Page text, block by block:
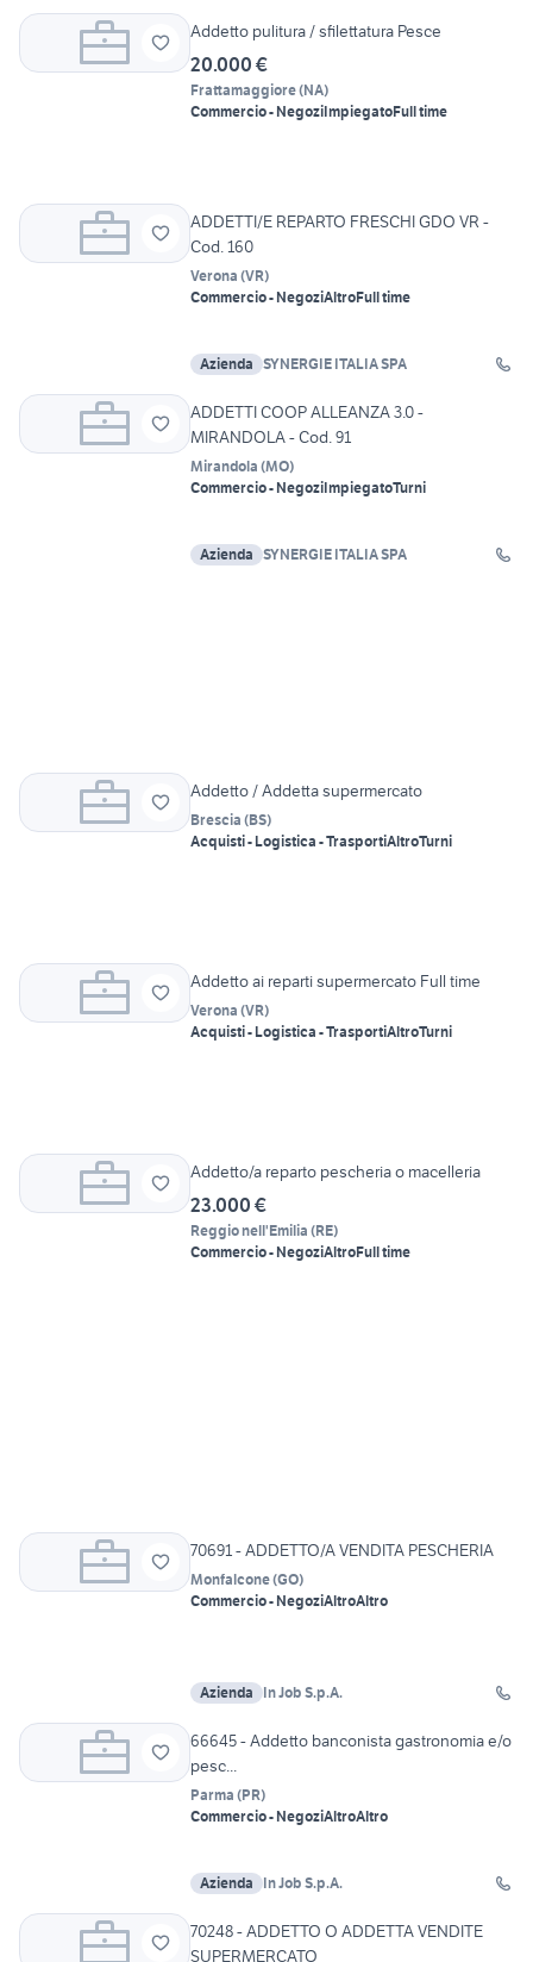
Addetto pulitura / sfilettatura Pesce
20.000 €
Frattamaggiore(NA)
Commercio - NegoziImpiegatoFull time
ADDETTI/E REPARTO FRESCHI GDO VR -
Cod. 160
Verona (VR)
Commercio - NegoziAltroFull time
Azienda SYNERGIE ITALIA SPA
ADDETTI COOP ALLEANZA 3.0 -
MIRANDOLA - Cod. 91
Mirandola (MO)
Commercio - NegoziImpiegatoTurni
Azienda SYNERGIE ITALIA SPA
Addetto / Addetta supermercato
Brescia (BS)
Acquisti - Logistica - TrasportiAltroTurni
Addetto ai reparti supermercato Full time
Verona (VR)
Acquisti - Logistica - TrasportiAltroTurni
Addetto/a reparto pescheria o macelleria
23.000 €
Reggio nell'Emilia (RE)
Commercio - NegoziAltroFull time
70691 - ADDETTO/A VENDITA PESCHERIA
Monfalcone(GO)
Commercio - NegoziAltroAltro
Azienda In Job S.p.A.
66645 - Addetto banconista gastronomia e/o
pesc...
Parma (PR)
Commercio - NegoziAltroAltro
Azienda In Job S.p.A.
70248 - ADDETTO O ADDETTA VENDITE
SUPERMERCATO